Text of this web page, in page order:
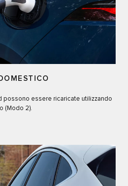
possono essere ricaricate utilizzando
(Modo 2).